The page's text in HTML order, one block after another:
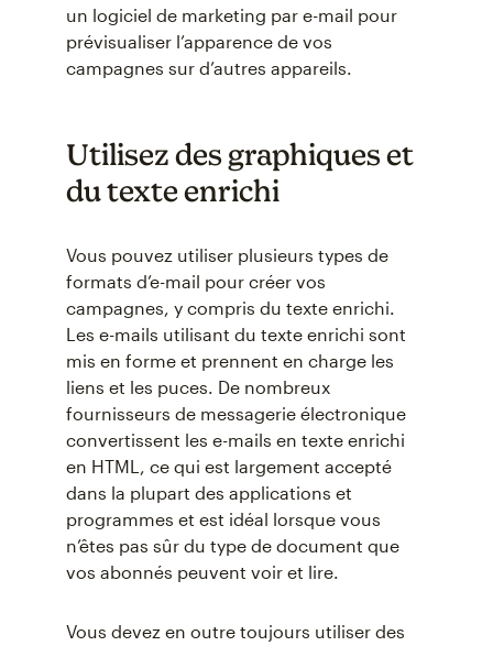
un logiciel de marketing par e-mail pour
prévisualiser l’apparence de vos
campagnes sur d’autres appareils.
Utilisez des graphiques et
du texte enrichi
Vous pouvez utiliser plusieurs types de
formats d’e-mail pour créer vos
campagnes, y compris du texte enrichi.
Les e-mails utilisant du texte enrichi sont
mis en forme et prennent en charge les
liens et les puces. De nombreux
fournisseurs de messagerie électronique
convertissent les e-mails en texte enrichi
en HTML, ce qui est largement accepté
dans la plupart des applications et
programmes et est idéal lorsque vous
n’êtes pas sûr du type de document que
vos abonnés peuvent voir et lire.
Vous devez en outre toujours utiliser des